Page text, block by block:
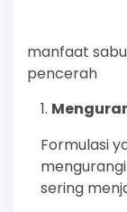
manfaat
pencerah
Formulasi
sering